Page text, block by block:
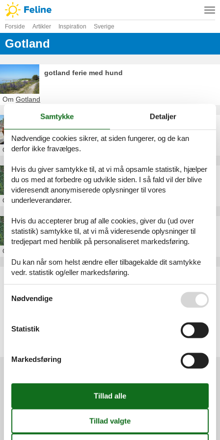
Forside Artikler Inspiration Sverige
Gotland
gotland ferie med hund
Om Gotland
villa med pool gotland
OmGotland
billig hytte gotland
OmGotland
billig ferie på gotland
Om
Artikeltyper
Inspiration
Alle
Tilbudsmail
Persondatapolitik
Cookies
Samtykke Detaljer
Nødvendige cookies sikrer, at siden fungerer, og de kan
derfor ikke fravælges.
Hvis du giver samtykke til, at vi må opsamle statistik, hjælper
du os med at forbedre og udvikle siden. I så fald vil der blive
videresendt anonymiserede oplysninger til vores
underleverandører.
Hvis du accepterer brug af alle cookies, giver du (ud over
statistik) samtykke til, at vi må videresende oplysninger til
tredjepart med henblik på personaliseret markedsføring.
Du kan når som helst ændre eller tilbagekalde dit samtykke
vedr. statistik og/eller markedsføring.
Nødvendige
Statistik
Markedsføring